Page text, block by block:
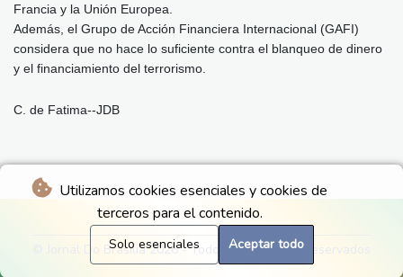
Utilizamos cookies esenciales y cookies de
terceros para el contenido.
Solo esenciales Aceptar todo
Francia y la Unión Europea.
Además, el Grupo de Acción Financiera Internacional (GAFI)
considera que no hace lo suficiente contra el blanqueo de dinero
y el financiamiento del terrorismo.
C. de Fatima--JDB
© Jornal Do Brasilia 2026 - Todos los derechos reservados